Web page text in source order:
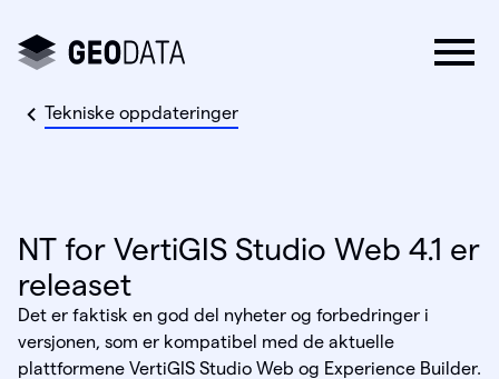
Tekniske oppdateringer
NT for VertiGIS Studio Web 4.1 er
releaset
Det er faktisk en god del nyheter og forbedringer i
versjonen, som er kompatibel med de aktuelle
plattformene VertiGIS Studio Web og Experience Builder.